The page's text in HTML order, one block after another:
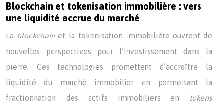
Blockchain et tokenisation immobilière : vers
une liquidité accrue du marché
La blockchainet la tokenisation immobilière ouvrent de
nouvelles perspectives pour l’investissement dans la
pierre. Ces technologies promettent d’accroître la
liquidité du marché immobilier en permettant la
fractionnation des actifs immobiliers en
tokens